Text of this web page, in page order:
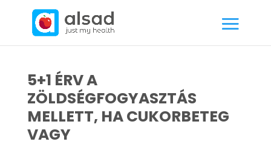
5+1 ÉRV A
ZÖLDSÉGFOGYASZTÁS
MELLETT, HA CUKORBETEG
VAGY